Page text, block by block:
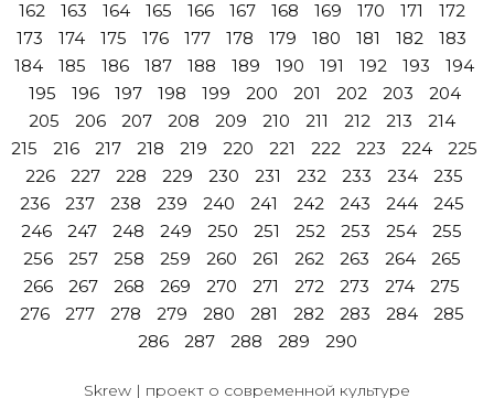
162
163 164 165 166 167 168 169 170 171
172
173
174 175 176 177 178 179 180 181 182
183
184
185 186 187 188 189 190 191 192 193
194
195
196 197 198 199 200 201 202 203
204
205
206 207 208 209 210 211 212 213
214
215
216 217 218 219 220 221 222 223 224
225
226
227 228 229 230 231 232 233 234
235
236
237 238 239 240 241 242 243 244
245
246
247 248 249 250 251 252 253 254
255
256
257 258 259 260 261 262 263 264
265
266
267 268 269 270 271 272 273 274
275
276
277 278 279 280 281 282 283 284
285
286
287 288 289 290
Skrew | проект о современной культуре